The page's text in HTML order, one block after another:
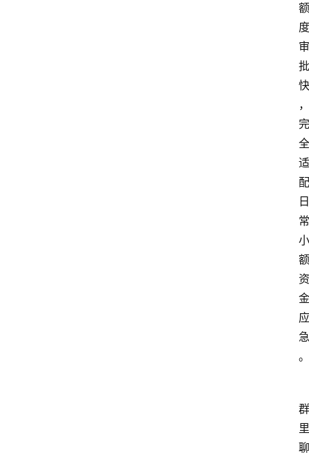
额
度
审
批
快
，
完
全
适
配
日
常
小
额
资
金
应
急
。
群
里
聊